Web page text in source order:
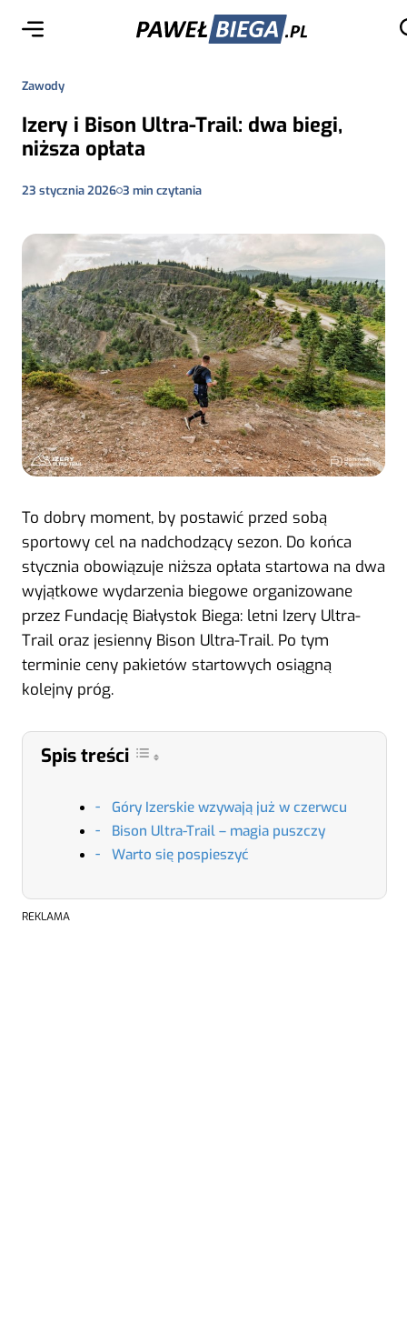
Zawody
Izery i Bison Ultra-Trail: dwa biegi,
niższa opłata
23 stycznia 2026 3 min czytania
To dobry moment, by postawić przed sobą
sportowy cel na nadchodzący sezon. Do końca
stycznia obowiązuje niższa opłata startowa na dwa
wyjątkowe wydarzenia biegowe organizowane
przez Fundację Białystok Biega: letni Izery Ultra-
Trail oraz jesienny Bison Ultra-Trail. Po tym
terminie ceny pakietów startowych osiągną
kolejny próg.
Spis treści
Góry Izerskie wzywają już w czerwcu
Bison Ultra-Trail – magia puszczy
Warto się pospieszyć
REKLAMA